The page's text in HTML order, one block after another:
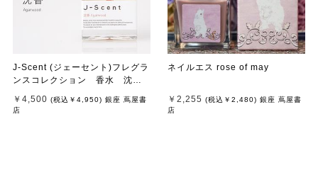
J-Scent (ジェーセント)フレグラ
ンスコレクション 香水 沈香 /
mL
￥4,500 (税込 ￥4,950) 銀座 蔦屋書
店
ネイルエス rose of may
￥2,255 (税込 ￥2,480) 銀座 蔦屋書
店